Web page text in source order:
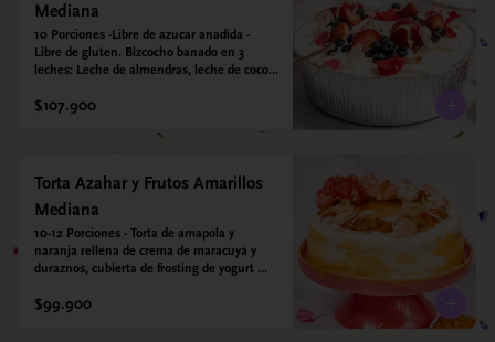
Mediana
10 Porciones -Libre de azucar anadida -
Libre de gluten. Bizcocho banado en 3
leches: Leche de almendras, leche de coco y
base de Harina de arroz, harina de quinoa y
$107.900
Torta Azahar y Frutos Amarillos
Mediana
10-12 Porciones - Torta de amapola y
naranja rellena de crema de maracuyá y
duraznos, cubierta de frosting de yogurt
leyenda para mamá. Sin azúcar - Sin gluten
$99.900